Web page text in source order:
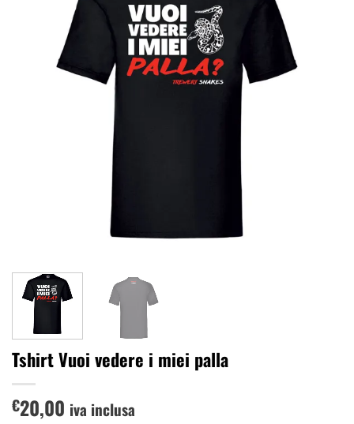
Tshirt Vuoi vedere i miei palla
€20,00 iva inclusa